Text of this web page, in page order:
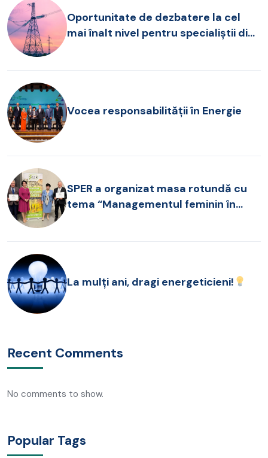
Oportunitate de dezbatere la cel
mai înalt nivel pentru specialiștii din
Vocea responsabilității în Energie
SPER a organizat masa rotundă cu
tema “Managementul feminin în
La mulți ani, dragi energeticieni!
Recent Comments
No comments to show.
Popular Tags